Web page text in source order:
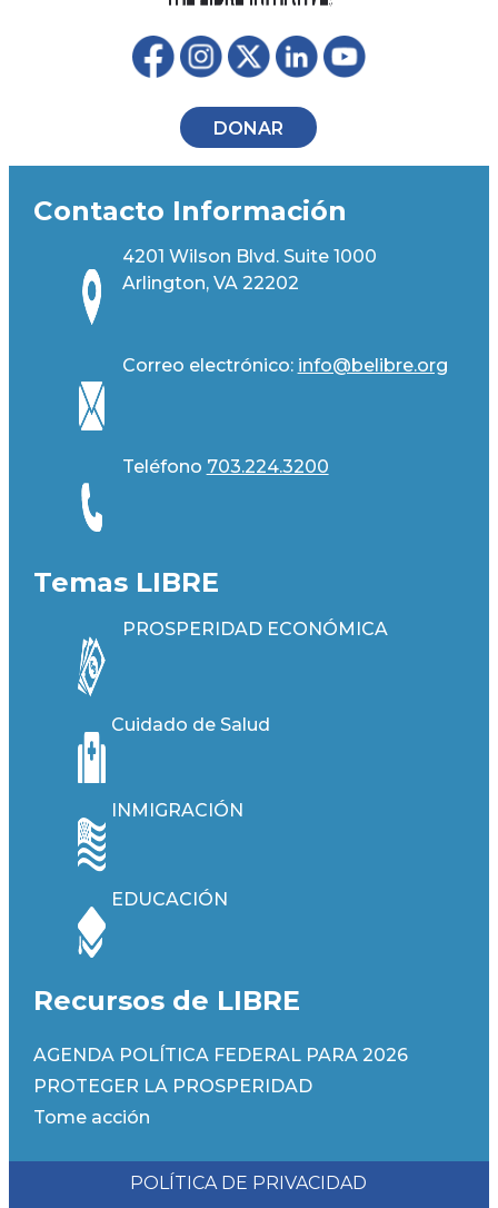
DONAR
Contacto Información
4201 Wilson Blvd. Suite 1000
Arlington, VA 22202
Correo electrónico: info@belibre.org
Teléfono 703.224.3200
Temas LIBRE
PROSPERIDAD ECONÓMICA
Cuidado de Salud
INMIGRACIÓN
EDUCACIÓN
Recursos de LIBRE
AGENDA POLÍTICA FEDERAL PARA 2026
PROTEGER LA PROSPERIDAD
Tome acción
POLÍTICA DE PRIVACIDAD